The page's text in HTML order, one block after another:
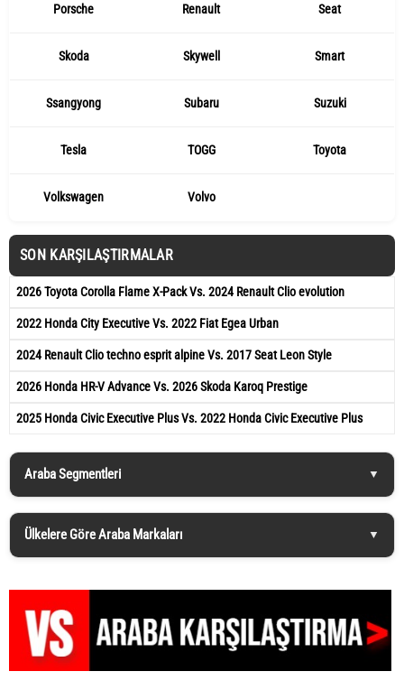
Porsche Renault Seat
Skoda Skywell Smart
Ssangyong Subaru Suzuki
Tesla TOGG Toyota
Volkswagen Volvo
SON KARŞILAŞTIRMALAR
2026 Toyota Corolla Flame X-Pack Vs. 2024 Renault Clio evolution
2022 Honda City Executive Vs. 2022 Fiat Egea Urban
2024 Renault Clio techno esprit alpine Vs. 2017 Seat Leon Style
2026 Honda HR-V Advance Vs. 2026 Skoda Karoq Prestige
2025 Honda Civic Executive Plus Vs. 2022 Honda Civic Executive Plus
Araba Segmentleri
Ülkelere Göre Araba Markaları